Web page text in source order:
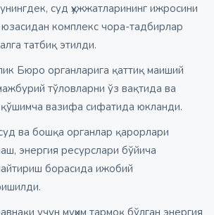
суд ҳужжатларининг ижросини
комплекс чора-тадбирлар
татбиқ этилди.
Бюро органларига қаттиқ маиший
тўловларни ўз вақтида ва
қўшимча вазифа сифатида юкланди.
ва бошқа органлар қарорлари
энергия ресурслари бўйича
борасида ижобий
учун муҳим тармоқ бўлган энергия